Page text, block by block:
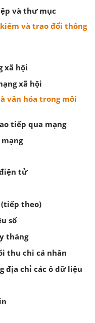
và thư mục
và trao đổi thông
xã hội
xã hội
văn hóa trong môi
tiếp qua mạng
tử
theo)
số
tháng
thu chi cá nhân
địa chỉ các ô dữ liệu